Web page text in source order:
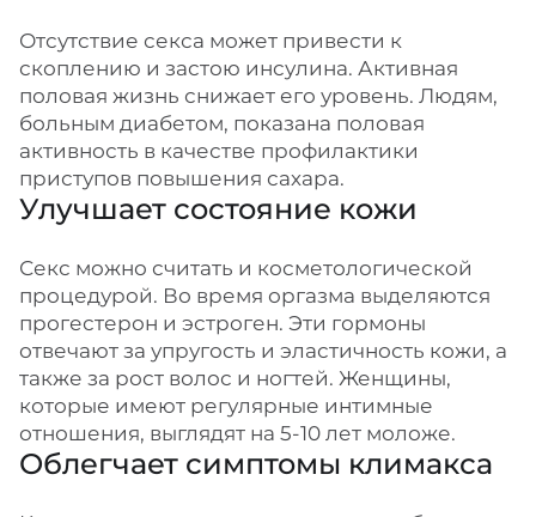
Отсутствие секса может привести к
скоплению и застою инсулина. Активная
половая жизнь снижает его уровень. Людям,
больным диабетом, показана половая
активность в качестве профилактики
приступов повышения сахара.
Улучшает состояние кожи
Секс можно считать и косметологической
процедурой. Во время оргазма выделяются
прогестерон и эстроген. Эти гормоны
отвечают за упругость и эластичность кожи, а
также за рост волос и ногтей. Женщины,
которые имеют регулярные интимные
отношения, выглядят на 5-10 лет моложе.
Облегчает симптомы климакса